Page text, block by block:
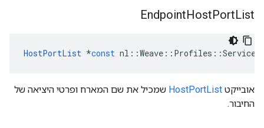
EndpointHostPortList
HostPortList *const nl ::Weave :: Profiles ::
אובייקט HostPortList שמכיל את שם המארח ופרטי היציאה של
החיבור.